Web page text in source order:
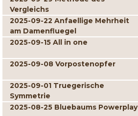
Vergleichs
2025-09-22 Anfaellige Mehrheit
am Damenfluegel
2025-09-15 All in one
2025-09-08 Vorpostenopfer
2025-09-01 Truegerische
Symmetrie
2025-08-25 Bluebaums Powerplay